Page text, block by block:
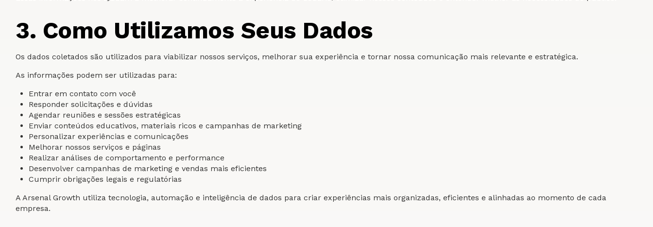
3. Como Utilizamos Seus Dados
Os dados coletados são utilizados para viabilizar nossos serviços, melhorar sua experiência e tornar nossa comunicação mais relevante e estratégica.
As informações podem ser utilizadas para:
Entrar em contato com você
Responder solicitações e dúvidas
Agendar reuniões e sessões estratégicas
Enviar conteúdos educativos, materiais ricos e campanhas de marketing
Personalizar experiências e comunicações
Melhorar nossos serviços e páginas
Realizar análises de comportamento e performance
Desenvolver campanhas de marketing e vendas mais eficientes
Cumprir obrigações legais e regulatórias
A Arsenal Growth utiliza tecnologia, automação e inteligência de dados para criar experiências mais organizadas, eficientes e alinhadas ao momento de cada
empresa.